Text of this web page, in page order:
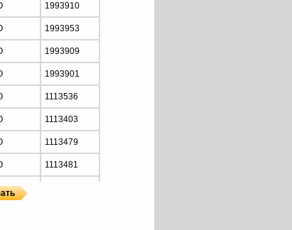
1993910
1993953
1993909
1993901
1113536
1113403
1113479
1113481